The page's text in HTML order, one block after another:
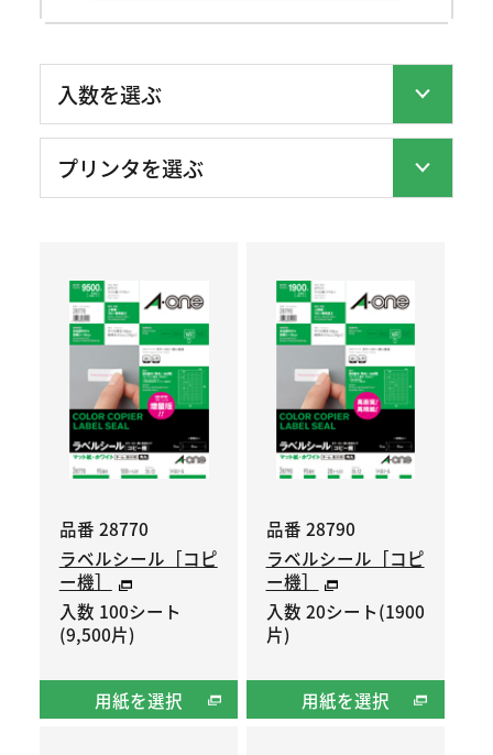
品番 28770
ラベルシール［コピ
ー機］
入数 100シート
(9,500片)
用紙を選択
品番 28790
ラベルシール［コピ
ー機］
入数 20シート(1900
片)
用紙を選択